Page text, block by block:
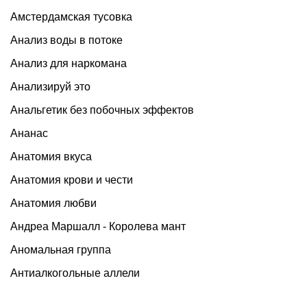
Амстердамская тусовка
Анализ воды в потоке
Анализ для наркомана
Анализируй это
Анальгетик без побочных эффектов
Ананас
Анатомия вкуса
Анатомия крови и чести
Анатомия любви
Андреа Маршалл - Королева мант
Аномальная группа
Антиалкогольные аллели